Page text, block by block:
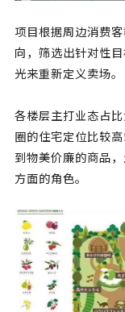
项目根据周边消费
向，筛选出针对性
光来重新定义卖场。
各楼层主打业态占
圈的住宅定位比较
到物美价廉的商品
方面的角色。